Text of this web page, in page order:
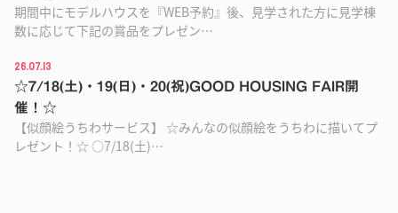
期間中にモデルハウスを『WEB予約』後、見学された方に見学棟
数に応じて下記の賞品をプレゼン…
26.07.13
☆7/18(土)・19(日)・20(祝)GOOD HOUSING FAIR開
催！☆
【似顔絵うちわサービス】 ☆みんなの似顔絵をうちわに描いてプ
レゼント！☆ ○7/18(土)…